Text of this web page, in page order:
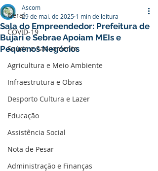
Geral
COVID-19
Saúde e Saneamento
Agricultura e Meio Ambiente
Infraestrutura e Obras
Desporto Cultura e Lazer
Educação
Assistência Social
Nota de Pesar
Administração e Finanças
Sala do Empreendedor: Prefeitura de
Bujari e Sebrae Apoiam MEIs e
Pequenos Negócios
Ascom
29 de mai. de 2025 1 min de leitura